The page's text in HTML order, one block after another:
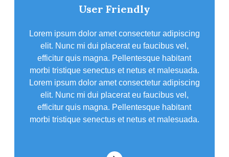
User Friendly
Lorem ipsum dolor amet consectetur adipiscing
elit. Nunc mi dui placerat eu faucibus vel,
efficitur quis magna. Pellentesque habitant
morbi tristique senectus et netus et malesuada.
Lorem ipsum dolor amet consectetur adipiscing
elit. Nunc mi dui placerat eu faucibus vel,
efficitur quis magna. Pellentesque habitant
morbi tristique senectus et netus et malesuada.